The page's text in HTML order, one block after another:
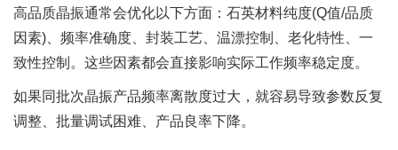
高品质晶振通常会优化以下方面：石英材料纯度(Q值/品质
因素)、频率准确度、封装工艺、温漂控制、老化特性、一
致性控制。这些因素都会直接影响实际工作频率稳定度。
如果同批次晶振产品频率离散度过大，就容易导致参数反复
调整、批量调试困难、产品良率下降。